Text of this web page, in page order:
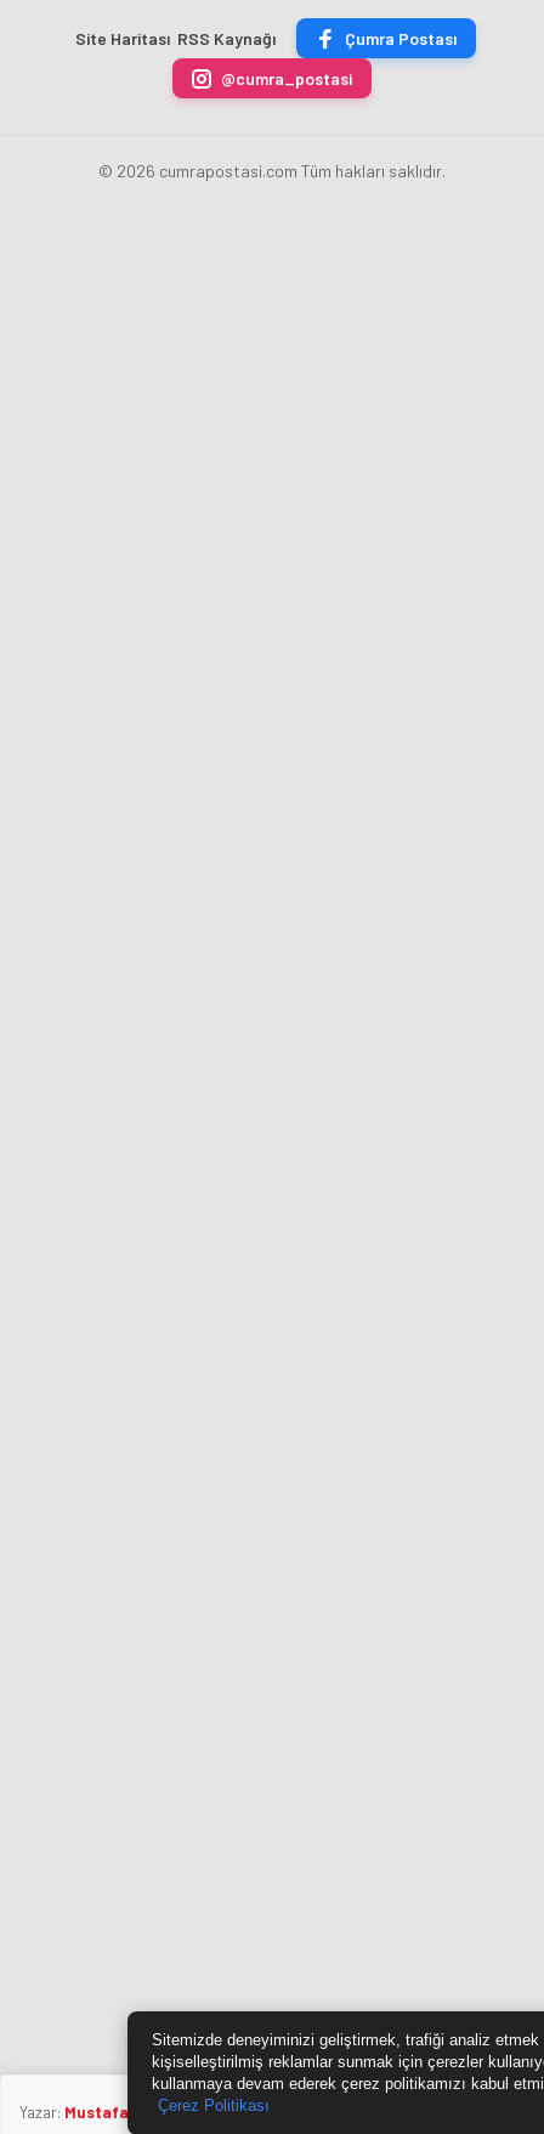
Yazar: Mustafa Özkan
Madalyayı
Aldı
Site Haritası RSS Kaynağı
Çumra Postası
@cumra_postasi
© 2026 cumrapostasi.com Tüm hakları saklıdır.
Sitemizde deneyiminizi geliştirmek, trafiği analiz etmek
kişiselleştirilmiş reklamlar sunmak için çerezler
kullanmaya devam ederek çerez politikamızı kabul
Çerez Politikası